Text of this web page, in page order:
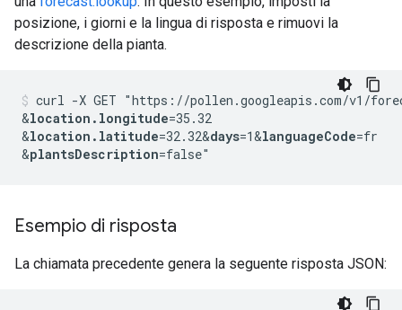
posizione, i giorni e la lingua di risposta e rimuovi la
descrizione della pianta.
curl -X GET "https://pollen.googleapis.com/v1/
&location.longitude=35.32
&location.latitude=32.32&days=1&languageCode=fr
&plantsDescription
Esempio di risposta
La chiamata precedente genera la seguente risposta JSON: